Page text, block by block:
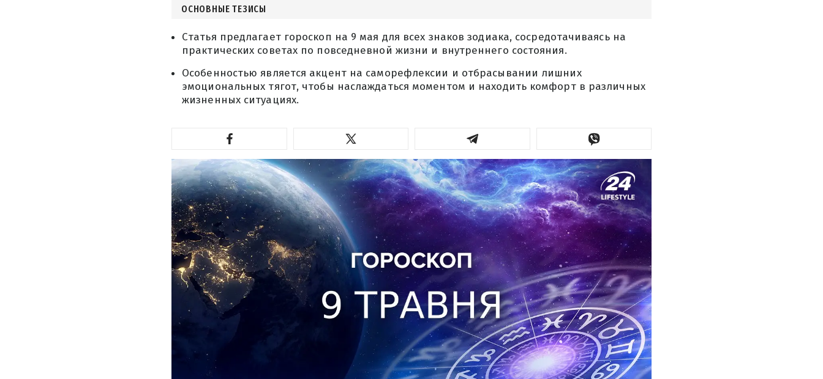
ОСНОВНЫЕ ТЕЗИСЫ
Статья предлагает гороскоп на 9 мая для всех знаков зодиака, сосредотачиваясь на
практических советах по повседневной жизни и внутреннего состояния.
Особенностью является акцент на саморефлексии и отбрасывании лишних
эмоциональных тягот, чтобы наслаждаться моментом и находить комфорт в различных
жизненных ситуациях.